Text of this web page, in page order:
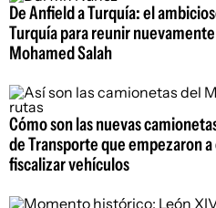
De Anfield a Turquía: el
Turquía para reunir
Mohamed Salah
Cómo son las nuevas
de Transporte que empezaron
fiscalizar vehículos